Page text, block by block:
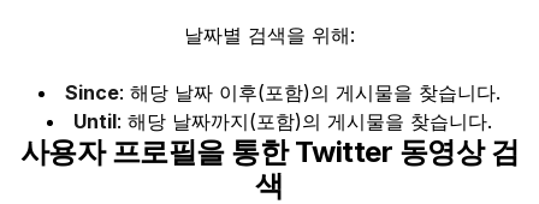
날짜별 검색을 위해:
Since: 해당 날짜 이후(포함)의 게시물을 찾습니다.
Until: 해당 날짜까지(포함)의 게시물을 찾습니다.
사용자 프로필을 통한 Twitter 동영상 검
색